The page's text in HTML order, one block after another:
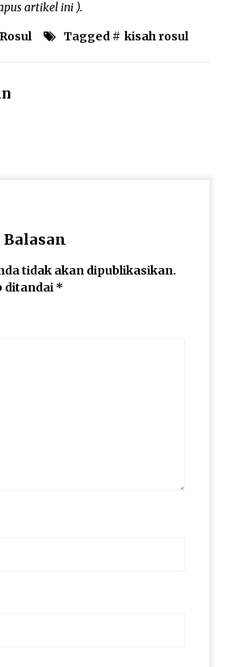
artikel ini ).
Tagged # kisah rosul
tidak akan dipublikasikan.
ditandai *